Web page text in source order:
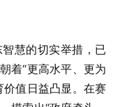
慧的切实举措，已
着“更高水平、更为
值日益凸显。在赛